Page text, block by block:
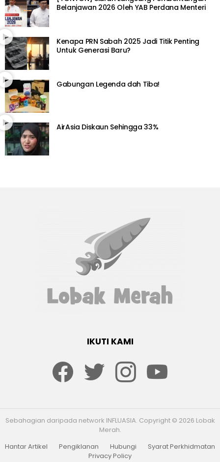
Belanjawan 2026 Oleh YAB Perdana Menteri
Kenapa PRN Sabah 2025 Jadi Titik Penting
Untuk Generasi Baru?
Gabungan Legenda dah Tiba!
AirAsia Diskaun Sehingga 33%
IKUTI KAMI
Sebahagian daripada network INFLUASIA. Copyright © 2026 Lobak
Merah.
Hantar Artikel
Pengiklanan Hubungi
Syarat Perkhidmatan
Privacy Policy